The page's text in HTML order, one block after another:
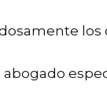
abogado